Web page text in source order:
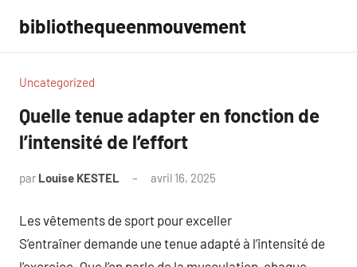
contenu
bibliothequeenmouvement
Uncategorized
Quelle tenue adapter en fonction de
l’intensité de l’effort
par Louise KESTEL avril 16, 2025
Les vêtements de sport pour exceller
S’entraîner demande une tenue adapté à l’intensité de